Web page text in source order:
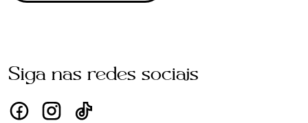
Siga nas redes sociais